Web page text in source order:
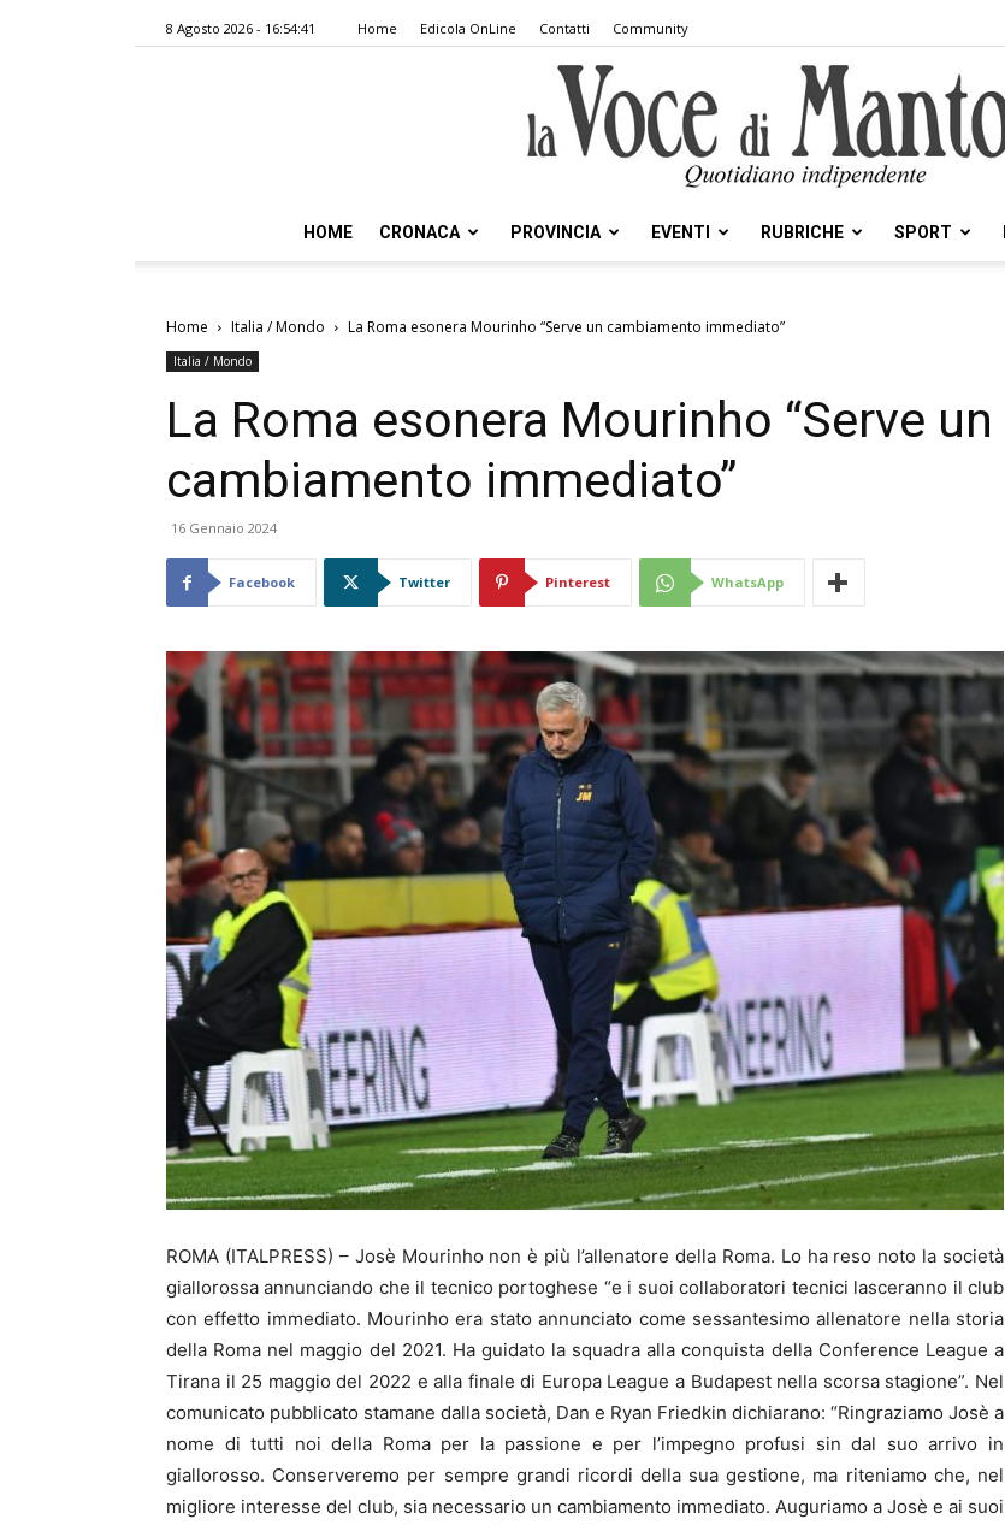
8 Agosto 2026 - 16:54:41 Home Edicola OnLine Contatti Community
Voce
HOME CRONACA PROVINCIA EVENTI RUBRICHE SPORT
Home Italia / Mondo La Roma esonera Mourinho “Serve un cambiamento immediato”
Italia / Mondo
La Roma esonera Mourinho “Serve un
cambiamento immediato”
16 Gennaio 2024
Facebook Twitter Pinterest WhatsApp
ROMA (ITALPRESS) – Josè Mourinho non è più l’allenatore della Roma. Lo ha reso noto la società
giallorossa annunciando che il tecnico portoghese “e i suoi collaboratori tecnici lasceranno il club
con effetto immediato. Mourinho era stato annunciato come sessantesimo allenatore nella storia
della Roma nel maggio del 2021. Ha guidato la squadra alla conquista della Conference League a
Tirana il 25 maggio del 2022 e alla finale di Europa League a Budapest nella scorsa stagione”. Nel
comunicato pubblicato stamane dalla società, Dan e Ryan Friedkin dichiarano: “Ringraziamo Josè a
nome di tutti noi della Roma per la passione e per l’impegno profusi sin dal suo arrivo in
giallorosso. Conserveremo per sempre grandi ricordi della sua gestione, ma riteniamo che, nel
migliore interesse del club, sia necessario un cambiamento immediato. Auguriamo a Josè e ai suoi